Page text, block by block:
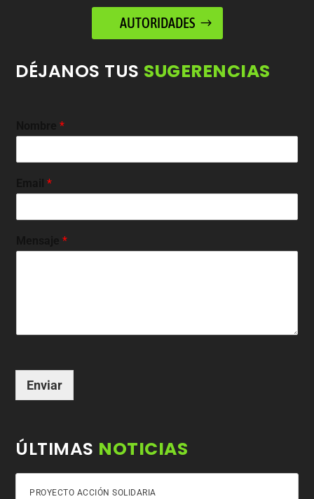
AUTORIDADES
DÉJANOS TUS SUGERENCIAS
Nombre*
Email*
Mensaje*
Enviar
ÚLTIMAS NOTICIAS
PROYECTO ACCIÓN SOLIDARIA